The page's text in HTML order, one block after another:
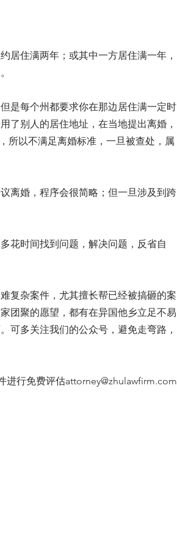
居住满两年；或其中一方居住满一年，
是每个州都要求你在那边居住满一定时
了别人的居住地址，在当地提出离婚，
所以不满足离婚标准，一旦被查处，属
离婚，程序会很简略；但一旦涉及到跨
花时间找到问题，解决问题，反省自
复杂案件，尤其擅长帮已经被搞砸的案
团聚的愿望，都有在异国他乡立足不易
可多关注我们的公众号，避免走弯路，
进行免费评估attorney@zhulawfirm.com